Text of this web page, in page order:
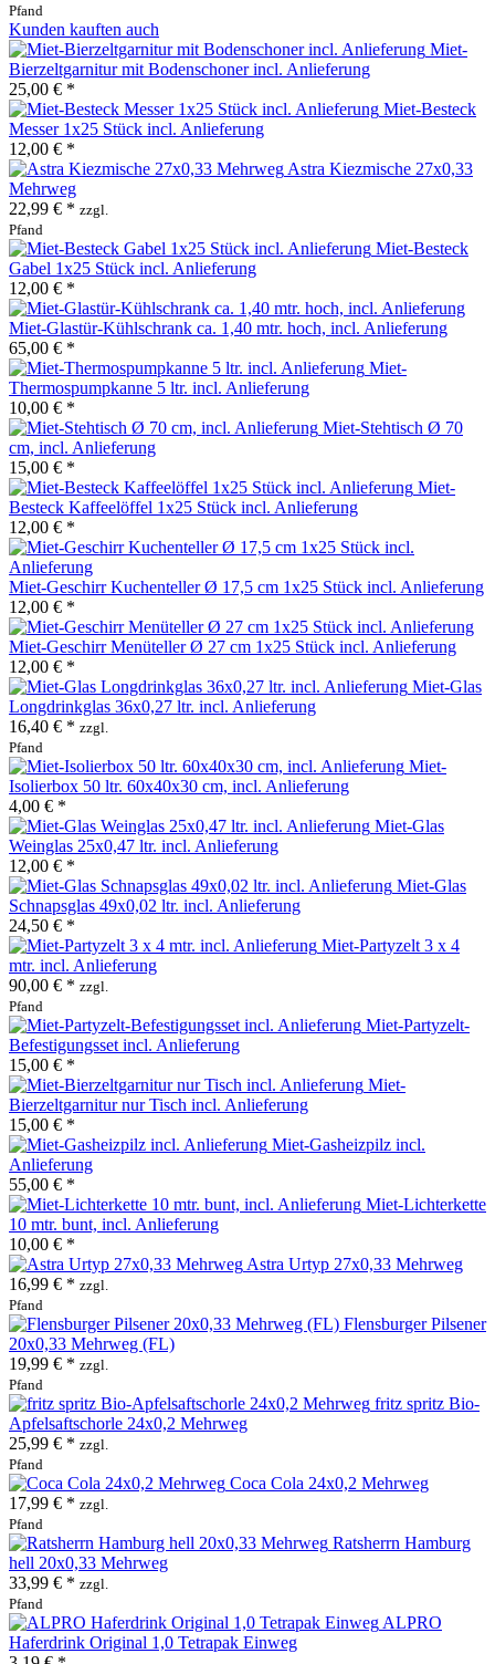
Pfand
Kunden kauften auch
Miet-
Bierzeltgarnitur mit Bodenschoner incl. Anlieferung
25,00 € *
Miet-Besteck
Messer 1x25 Stück incl. Anlieferung
12,00 € *
Astra Kiezmische 27x0,33
Mehrweg
22,99 € * zzgl.
Pfand
Miet-Besteck
Gabel 1x25 Stück incl. Anlieferung
12,00 € *
Miet-Glastür-Kühlschrank ca. 1,40 mtr. hoch, incl. Anlieferung
65,00 € *
Miet-
Thermospumpkanne 5 ltr. incl. Anlieferung
10,00 € *
Miet-Stehtisch Ø 70
cm, incl. Anlieferung
15,00 € *
Miet-
Besteck Kaffeelöffel 1x25 Stück incl. Anlieferung
12,00 € *
Miet-Geschirr Kuchenteller Ø 17,5 cm 1x25 Stück incl. Anlieferung
12,00 € *
Miet-Geschirr Menüteller Ø 27 cm 1x25 Stück incl. Anlieferung
12,00 € *
Miet-Glas
Longdrinkglas 36x0,27 ltr. incl. Anlieferung
16,40 € * zzgl.
Pfand
Miet-
Isolierbox 50 ltr. 60x40x30 cm, incl. Anlieferung
4,00 € *
Miet-Glas
Weinglas 25x0,47 ltr. incl. Anlieferung
12,00 € *
Miet-Glas
Schnapsglas 49x0,02 ltr. incl. Anlieferung
24,50 € *
Miet-Partyzelt 3 x 4
mtr. incl. Anlieferung
90,00 € * zzgl.
Pfand
Miet-Partyzelt-
Befestigungsset incl. Anlieferung
15,00 € *
Miet-
Bierzeltgarnitur nur Tisch incl. Anlieferung
15,00 € *
Miet-Gasheizpilz incl.
Anlieferung
55,00 € *
Miet-Lichterkette
10 mtr. bunt, incl. Anlieferung
10,00 € *
Astra Urtyp 27x0,33 Mehrweg
16,99 € * zzgl.
Pfand
Flensburger Pilsener
20x0,33 Mehrweg (FL)
19,99 € * zzgl.
Pfand
fritz spritz Bio-
Apfelsaftschorle 24x0,2 Mehrweg
25,99 € * zzgl.
Pfand
Coca Cola 24x0,2 Mehrweg
17,99 € * zzgl.
Pfand
Ratsherrn Hamburg
hell 20x0,33 Mehrweg
33,99 € * zzgl.
Pfand
ALPRO
Haferdrink Original 1,0 Tetrapak Einweg